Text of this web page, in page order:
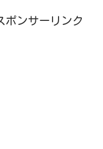
ポンサーリンク